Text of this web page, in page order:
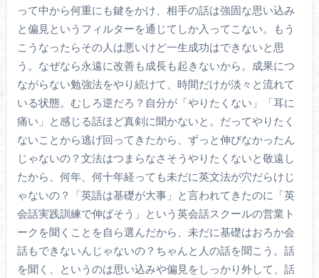
って中から何重にも鍵をかけ、相手の話は強固な思い込み
と偏見というフィルターを通じてしか入ってこない。もう
こうなったらその人は悪いけど一生成功はできないと思
う。なぜなら永遠に改善も成長も起きないから。成果につ
ながらない勉強法をやり続けて、時間だけが淡々と流れて
いる状態。むしろ逆だろ？自分が「やりたくない」「耳に
痛い」と感じる話ほど真剣に聞かないと。だってやりたく
ないことから逃げ回ってきたから、ずっと伸びなかったん
じゃないの？文法はつまらなさそうやりたくないと敬遠し
たから、何年、何十年経っても未だに英文法が穴だらけじ
ゃないの？「英語は基礎が大事」と言われてきたのに「英
会話実践訓練で伸ばそう」という英会話スクールの営業ト
ークを聞くことを自ら選んだから、未だに基礎はおろか会
話もできないんじゃないの？ちゃんと人の話を聞こう。話
を聞く、というのは思い込みや偏見をしっかり外して、話